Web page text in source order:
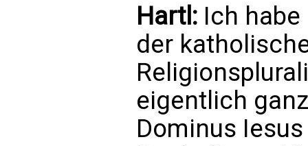
Hartl: Ich
der
eigentlich
Dominus